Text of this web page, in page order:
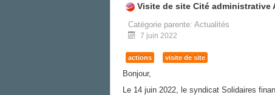
Visite de site Cité administrative
Catégorie parente: Actualités
7 juin 2022
actions visite de site
Bonjour,
Le 14 juin 2022, le syndicat Solidaires